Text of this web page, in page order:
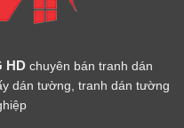
HD chuyên bán tranh dán
dán tường, tranh dán tường